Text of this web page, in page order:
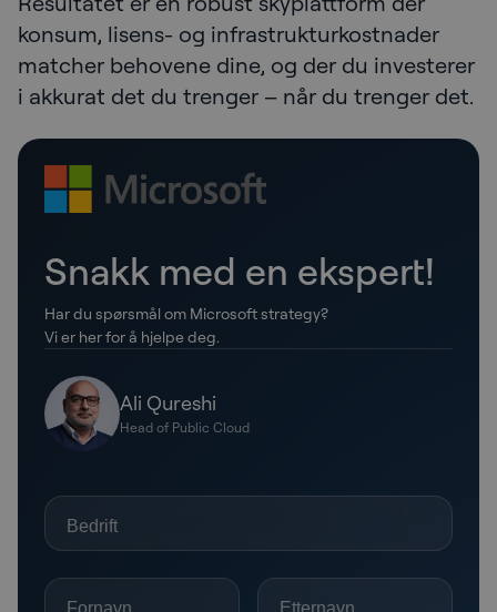
konsum, lisens- og infrastrukturkostnader
matcher behovene dine, og der du investerer
i akkurat det du trenger – når du trenger det.
Snakk med en ekspert!
Har du spørsmål om Microsoft strategy?
Vi er her for å hjelpe deg.
Ali Qureshi
Head of Public Cloud